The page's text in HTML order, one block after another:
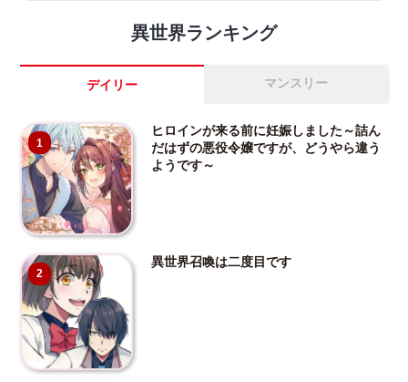
異世界ランキング
デイリー マンスリー
1
ヒロインが来る前に妊娠しました～詰ん
だはずの悪役令嬢ですが、どうやら違う
ようです～
2
異世界召喚は二度目です